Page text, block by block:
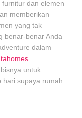
dan elemen
memberikan
yang tak
benar-benar Anda
dalam
untuk
hari supaya rumah